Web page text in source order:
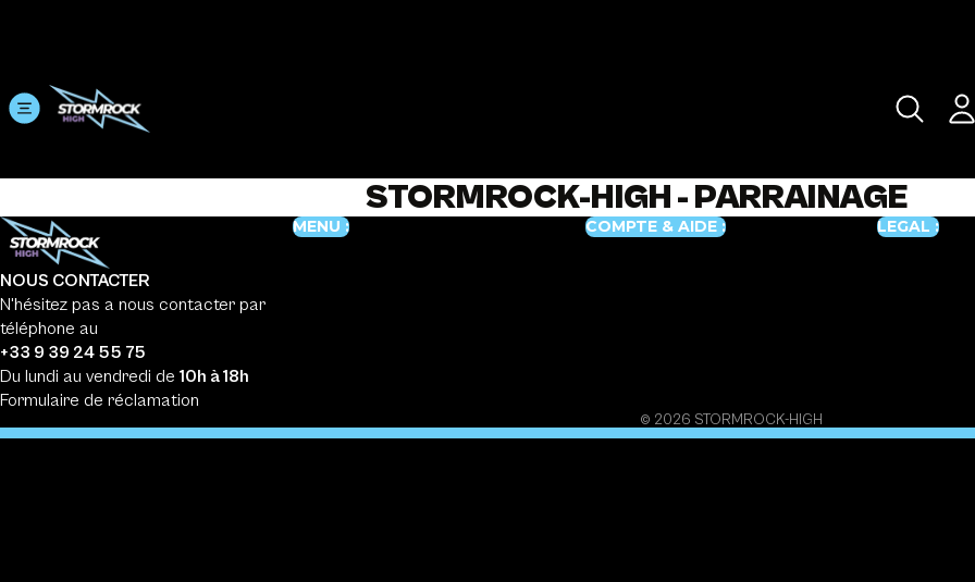
STORMROCK-HIGH - PARRAINAGE
NOUS CONTACTER
N'hésitez pas a nous contacter par
téléphone au
+33 9 39 24 55 75
Du lundi au vendredi de 10h à 18h
Formulaire de réclamation
MENU : COMPTE & AIDE : LEGAL :
© 2026 STORMROCK-HIGH